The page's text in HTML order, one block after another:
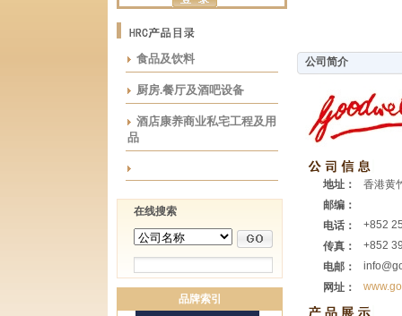
食品及饮料
厨房.餐厅及酒吧设备
酒店康养商业私宅工程及用
品
在线搜索
品牌索引
公司简介
地址：
香港黄
邮编：
电话：
+852
传真：
+852
电邮：
网址：